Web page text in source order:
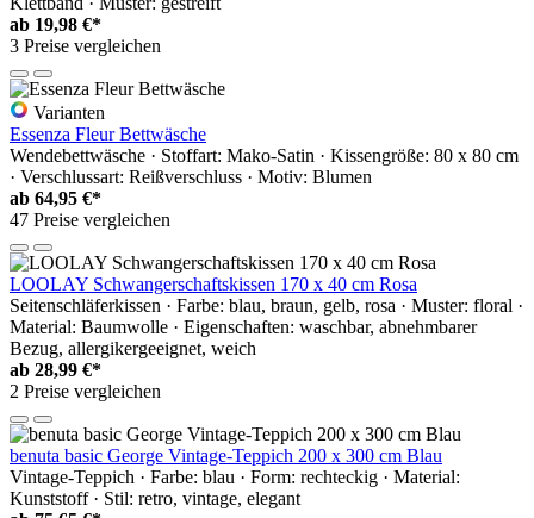
ab 19,98 €*
3 Preise vergleichen
Varianten
Essenza Fleur Bettwäsche
Wendebettwäsche · Stoffart: Mako-Satin · Kissengröße: 80 x 80 cm
· Verschlussart: Reißverschluss · Motiv: Blumen
ab 64,95 €*
47 Preise vergleichen
LOOLAY Schwangerschaftskissen 170 x 40 cm Rosa
Seitenschläferkissen · Farbe: blau, braun, gelb, rosa · Muster: floral ·
Material: Baumwolle · Eigenschaften: waschbar, abnehmbarer
Bezug, allergikergeeignet, weich
ab 28,99 €*
2 Preise vergleichen
benuta basic George Vintage-Teppich 200 x 300 cm Blau
Vintage-Teppich · Farbe: blau · Form: rechteckig · Material:
Kunststoff · Stil: retro, vintage, elegant